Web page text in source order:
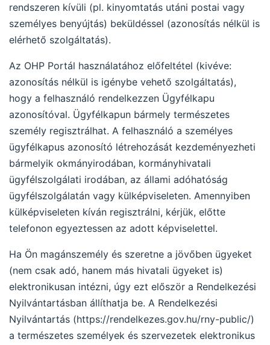
rendszeren kívüli (pl. kinyomtatás utáni postai vagy
személyes benyújtás) beküldéssel (azonosítás nélkül is
elérhető szolgáltatás).
Az OHP Portál használatához előfeltétel (kivéve:
azonosítás nélkül is igénybe vehető szolgáltatás),
hogy a felhasználó rendelkezzen Ügyfélkapu
azonosítóval. Ügyfélkapun bármely természetes
személy regisztrálhat. A felhasználó a személyes
ügyfélkapus azonosító létrehozását kezdeményezheti
bármelyik okmányirodában, kormányhivatali
ügyfélszolgálati irodában, az állami adóhatóság
ügyfélszolgálatán vagy külképviseleten. Amennyiben
külképviseleten kíván regisztrálni, kérjük, előtte
telefonon egyeztessen az adott képviselettel.
Ha Ön magánszemély és szeretne a jövőben ügyeket
(nem csak adó, hanem más hivatali ügyeket is)
elektronikusan intézni, úgy ezt először a Rendelkezési
Nyilvántartásban állíthatja be. A Rendelkezési
Nyilvántartás (https://rendelkezes.gov.hu/rny-public/)
a természetes személyek és szervezetek elektronikus